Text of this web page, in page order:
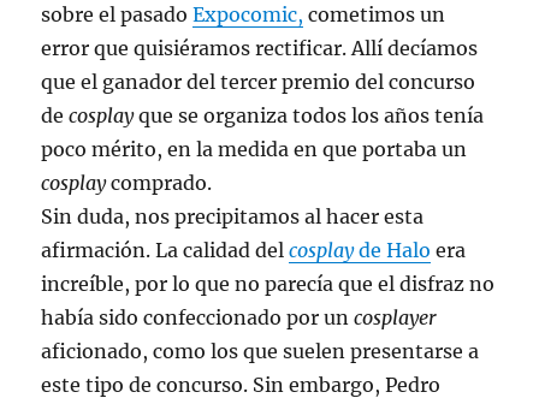
sobre el pasadoExpocomic, cometimos un
error que quisiéramos rectificar. Allí decíamos
que el ganador del tercer premio del concurso
decosplayque se organiza todos los años tenía
poco mérito, en la medida en que portaba un
cosplaycomprado.
Sin duda, nos precipitamos al hacer esta
afirmación. La calidad delcosplayde Halo era
increíble, por lo que no parecía que el disfraz no
había sido confeccionado por uncosplayer
aficionado, como los que suelen presentarse a
este tipo de concurso. Sin embargo, Pedro